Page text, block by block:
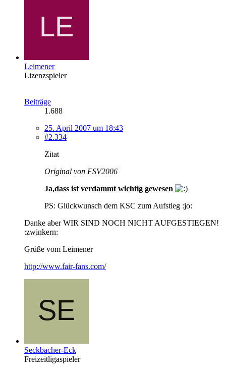
Leimener
Lizenzspieler
Beiträge
1.688
25. April 2007 um 18:43
#2.334
Zitat
Original von FSV2006
Ja,dass ist verdammt wichtig gewesen
PS: Glückwunsch dem KSC zum Aufstieg :jo:
Danke aber WIR SIND NOCH NICHT AUFGESTIEGEN!
:zwinkern:
Grüße vom Leimener
http://www.fair-fans.com/
Seckbacher-Eck
Freizeitligaspieler